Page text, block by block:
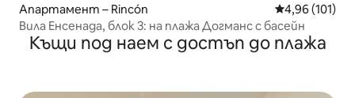
Апартамент – Rincón Средна
4,96 (101)
Вила Енсенада, блок 3: на плажа Догманс с басейн
Къщи под наем с достъп до плажа